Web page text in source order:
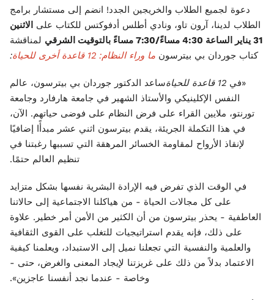
دعوة لجميع الطلاب والخريجين الجدد! انضم إلى مستشار برامج
الطلاب لدينا، آرون تاو، ونادي أطلس أدفوكتس للكتاب على
الاثنين
31 يناير الساعة 4:30 مساءً/7:30 مساءً بالتوقيت الشرقي
لمناقشة
كتاب جوردان بي بيترسون ما وراء النظام: 12 قاعدة أخرى للحياة :
«في 12 قاعدة للحياة
ساعد الدكتور جوردان بي بيترسون، عالم
النفس الإكلينيكي والأستاذ الشهير في جامعة هارفارد وجامعة
تورنتو، ملايين القراء على فرض النظام على فوضى حياتهم. الآن،
في هذا التكملة الجريئة، يقدم بيترسون اثني عشر مبدأًا إضافيًا
لإنقاذ الأرواح لمقاومة الخسائر المرهقة التي تسببها رغبتنا في
تنظيم العالم حتمًا.
في الوقت الذي تفرض فيه الإرادة البشرية نفسها بشكل متزايد
على كل مجالات الحياة - من هياكلنا الاجتماعية إلى حالاتنا
العاطفية - يحذر بيترسون من أن الكثير من الأمن أمر خطير. علاوة
على ذلك، فإنه يقدم استراتيجيات للتغلب على القوى الثقافية
والعلمية والنفسية التي تجعلنا نميل إلى الاستبداد، ويعلمنا كيفية
الاعتماد بدلاً من ذلك على غريزتنا لإيجاد المعنى والغرض، حتى -
وخاصة - عندما نجد أنفسنا عاجزين».